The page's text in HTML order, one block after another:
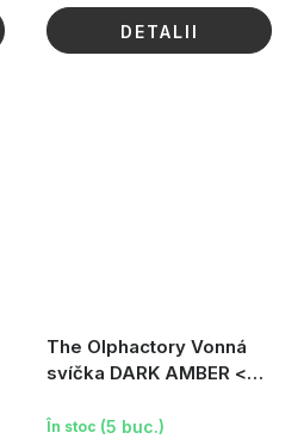
DETALII
The Olphactory Vonná
svíčka DARK AMBER <
În stoc (5 buc.)